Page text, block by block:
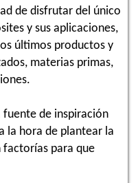
de disfrutar del único
y sus aplicaciones,
últimos productos y
materias primas,
fuente de inspiración
la hora de plantear la
para que